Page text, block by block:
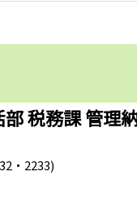
税務課 管理
・2233)